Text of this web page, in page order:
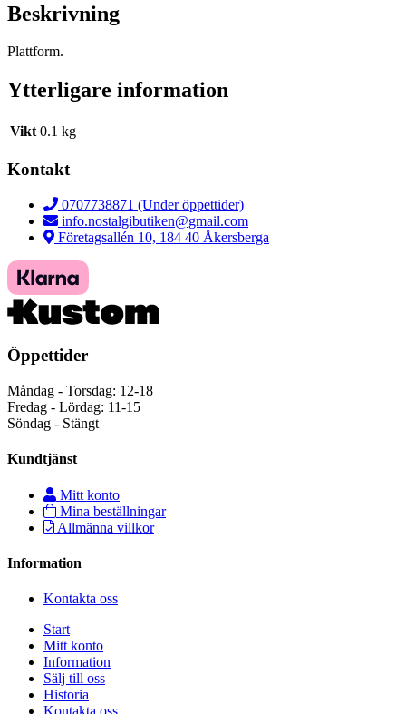
Beskrivning
Plattform.
Ytterligare information
Vikt 0.1 kg
Kontakt
0707738871 (Under öppettider)
info.nostalgibutiken@gmail.com
Företagsallén 10, 184 40 Åkersberga
Öppettider
Måndag - Torsdag: 12-18
Fredag - Lördag: 11-15
Söndag - Stängt
Kundtjänst
Mitt konto
Mina beställningar
Allmänna villkor
Information
Kontakta oss
Start
Mitt konto
Information
Sälj till oss
Historia